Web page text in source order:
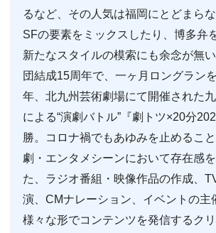
るなど、その人気は福岡にとどまら
SFの要素をミックスしたり、博多弁
新たなスタイルの模索にも余念が無
団結成15周年で、一ヶ月ロングラン
年、北九州芸術劇場にて開催された
による“演劇バトル”『劇トツ×20分
勝。コロナ禍でもあゆみを止めるこ
劇・エンタメシーンにおいて存在感
た、ラジオ番組・映像作品の作成、
演、CMナレーション、イベントの主
様々な形でコンテンツを発信するク